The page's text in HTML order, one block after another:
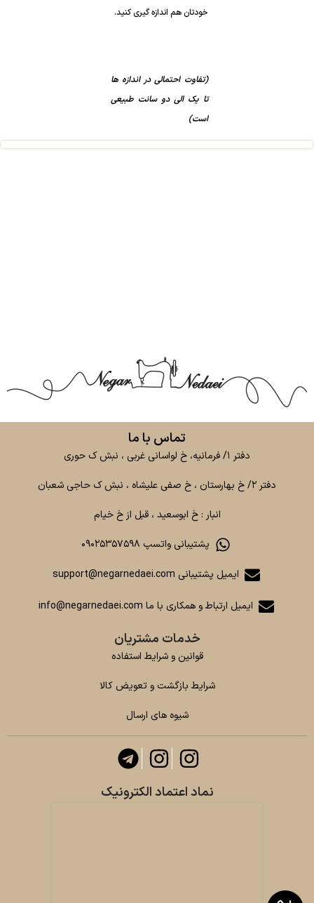
خودتان هم اندازه گیری کنید.
(تفاوت احتمالی در اندازه ها
تا یک الی دو سانت طبیعی
است)
تماس با ما
دفتر ۱/ فرمانیه، خ لواسانی غربی ، نبش ک حوری
دفتر ۲/ خ بهارستان ، خ صفی علیشاه ، نبش ک حاجی شعبان
انبار : خ ابوسعید ، قبل از خ خیام
پشتیبانی واتسپ ۰۹۰۲۵۳۵۷۵۹۸
ایمیل پشتیبانی support@negarnedaei.com
ایمیل ارتباط و همکاری با ما info@negarnedaei.com
خدمات مشتریان
قوانین و شرایط استفاده
شرایط بازگشت و تعویض کالا
شیوه های ارسال
نماد اعتماد الکترونیک